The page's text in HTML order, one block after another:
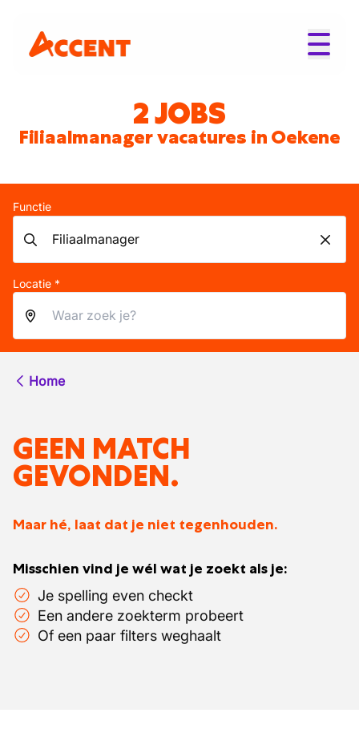
2 JOBS
Filiaalmanager vacatures in Oekene
Functie
Locatie *
Home
GEEN MATCH
GEVONDEN.
Maar hé, laat dat je niet tegenhouden.
Misschien vind je wél wat je zoekt als je:
Je spelling even checkt
Een andere zoekterm probeert
Of een paar filters weghaalt